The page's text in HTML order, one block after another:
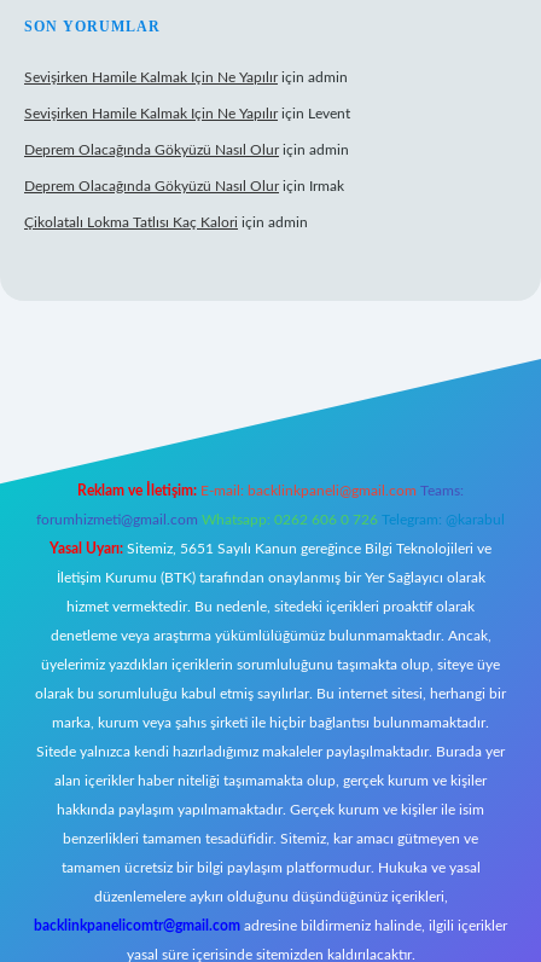
SON YORUMLAR
Sevişirken Hamile Kalmak Için Ne Yapılıriçin admin
Sevişirken Hamile Kalmak Için Ne Yapılıriçin Levent
Deprem Olacağında Gökyüzü Nasıl Oluriçin admin
Deprem Olacağında Gökyüzü Nasıl Oluriçin Irmak
Çikolatalı Lokma Tatlısı Kaç Kalori için admin
Reklam ve İletişim: E-mail: backlinkpaneli@gmail.com Teams:
forumhizmeti@gmail.com Whatsapp: 0262 606 0 726 Telegram: @karabul
Yasal Uyarı: Sitemiz, 5651 Sayılı Kanun gereğince Bilgi Teknolojileri ve
İletişim Kurumu (BTK) tarafından onaylanmış bir Yer Sağlayıcı olarak
hizmet vermektedir. Bu nedenle, sitedeki içerikleri proaktif olarak
denetleme veya araştırma yükümlülüğümüz bulunmamaktadır. Ancak,
üyelerimiz yazdıkları içeriklerin sorumluluğunu taşımakta olup, siteye üye
olarak bu sorumluluğu kabul etmiş sayılırlar. Bu internet sitesi, herhangi bir
marka, kurum veya şahıs şirketi ile hiçbir bağlantısı bulunmamaktadır.
Sitede yalnızca kendi hazırladığımız makaleler paylaşılmaktadır. Burada yer
alan içerikler haber niteliği taşımamakta olup, gerçek kurum ve kişiler
hakkında paylaşım yapılmamaktadır. Gerçek kurum ve kişiler ile isim
benzerlikleri tamamen tesadüfidir. Sitemiz, kar amacı gütmeyen ve
tamamen ücretsiz bir bilgi paylaşım platformudur. Hukuka ve yasal
düzenlemelere aykırı olduğunu düşündüğünüz içerikleri,
backlinkpanelicomtr@gmail.com adresine bildirmeniz halinde, ilgili içerikler
yasal süre içerisinde sitemizden kaldırılacaktır.